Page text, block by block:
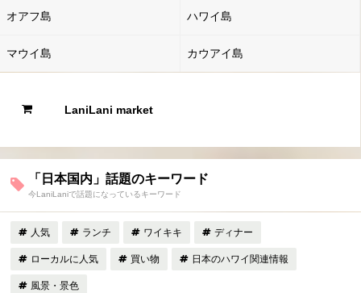
オアフ島 ハワイ島
マウイ島 カウアイ島
LaniLani market
「日本国内」話題のキーワード
今LaniLaniで話題になっているキーワード
人気 ランチ ワイキキ ディナー
ローカルに人気 買い物 日本のハワイ関連情報
風景・景色